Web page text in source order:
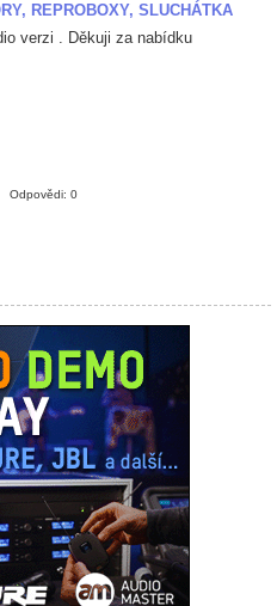
REPROBOXY, SLUCHÁTKA
verzi . Děkuji za nabídku
Odpovědi: 0